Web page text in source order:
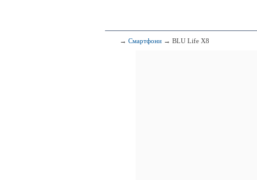
→ Смартфони → BLU Life X8